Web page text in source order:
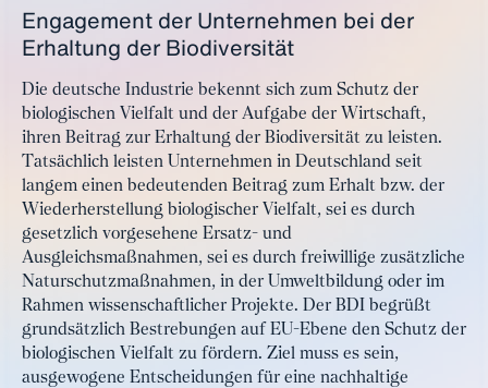
Engagement der Unternehmen bei der
Erhaltung der Biodiversität
Die deutsche Industrie bekennt sich zum Schutz der
biologischen Vielfalt und der Aufgabe der Wirtschaft,
ihren Beitrag zur Erhaltung der Biodiversität zu leisten.
Tatsächlich leisten Unternehmen in Deutschland seit
langem einen bedeutenden Beitrag zum Erhalt bzw. der
Wiederherstellung biologischer Vielfalt, sei es durch
gesetzlich vorgesehene Ersatz- und
Ausgleichsmaßnahmen, sei es durch freiwillige zusätzliche
Naturschutzmaßnahmen, in der Umweltbildung oder im
Rahmen wissenschaftlicher Projekte. Der BDI begrüßt
grundsätzlich Bestrebungen auf EU-Ebene den Schutz der
biologischen Vielfalt zu fördern. Ziel muss es sein,
ausgewogene Entscheidungen für eine nachhaltige